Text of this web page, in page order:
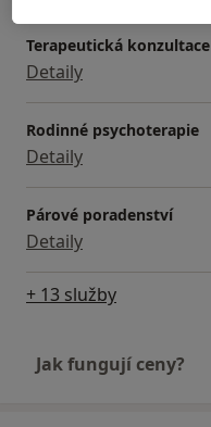
Terapeutická konzultace
Detaily
Rodinné psychoterapie
Detaily
Párové poradenství
Detaily
+ 13 služby
Jak fungují ceny?